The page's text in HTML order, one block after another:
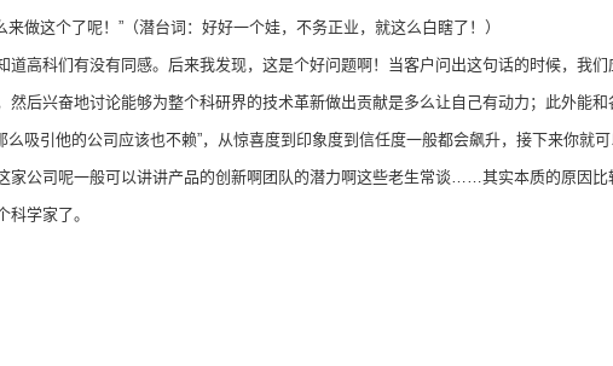
做这个了呢！”（潜台词：好好一个娃，不务正业，就这么白瞎了！）
道高科们有没有同感。后来我发现，这是个好问题啊！当客户问出这句话的时候，我
然后兴奋地讨论能够为整个科研界的技术革新做出贡献是多么让自己有动力；此外能
吸引他的公司应该也不赖”，从惊喜度到印象度到信任度一般都会飙升，接下来你就可
家公司呢一般可以讲讲产品的创新啊团队的潜力啊这些老生常谈……其实本质的原因
学家了。